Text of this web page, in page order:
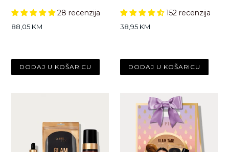
28 recenzija
Standardna
88,05 KM
152 recenzija
Standardna
38,95 KM